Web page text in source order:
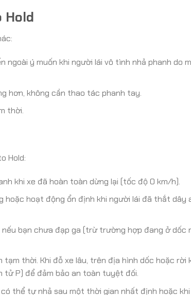
Hold
ngoài ý muốn khi người lái vô tình nhả phanh do
hơn, không cần thao tác phanh tay.
thời.
Hold:
khi xe đã hoàn toàn dừng lại (tốc độ 0 km/h).
hoặc hoạt động ổn định khi người lái đã thắt dây
nếu bạn chưa đạp ga (trừ trường hợp đang ở dốc
tạm thời. Khi đỗ xe lâu, trên địa hình dốc hoặc rời
tử P) để đảm bảo an toàn tuyệt đối.
thể tự nhả sau một thời gian nhất định hoặc